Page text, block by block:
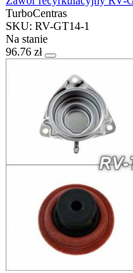
TurboCentras
SKU: RV-GT14-1
Na stanie
96.76 zł